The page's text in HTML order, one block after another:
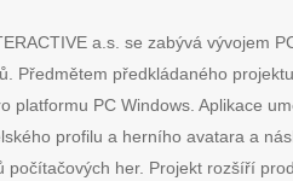
a.s. se zabývá vývojem
Předmětem předkládaného
platformu PC Windows. Aplikace
profilu a herního avatara a
počítačových her. Projekt rozšíří